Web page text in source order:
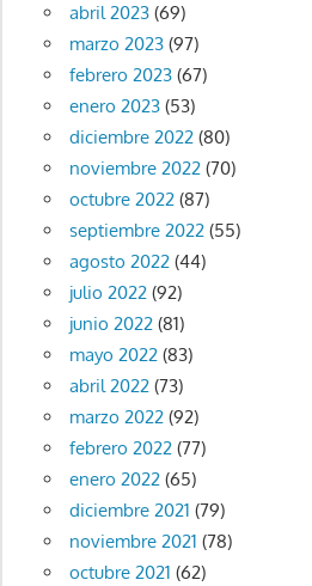
abril 2023(69)
marzo 2023(97)
febrero 2023(67)
enero 2023(53)
diciembre 2022(80)
noviembre 2022(70)
octubre 2022(87)
septiembre 2022(55)
agosto 2022(44)
julio 2022(92)
junio 2022(81)
mayo 2022(83)
abril 2022(73)
marzo 2022(92)
febrero 2022(77)
enero 2022(65)
diciembre 2021 (79)
noviembre 2021 (78)
octubre 2021 (62)